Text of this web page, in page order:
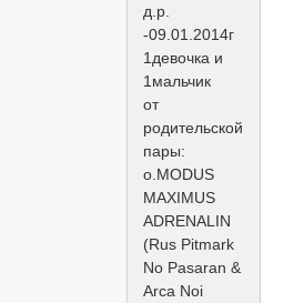
д.р.
-09.01.2014г
1девочка и
1мальчик
от
родительской
пары:
о.MODUS
MAXIMUS
ADRENALIN
(Rus Pitmark
No Pasaran &
Arca Noi